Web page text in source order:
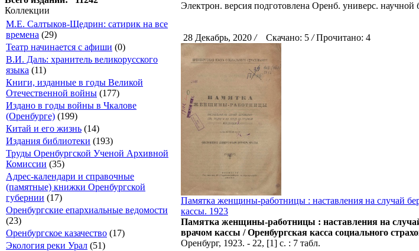
Коллекции
М.Е. Салтыков-Щедрин: сатирик на все
времена (29)
Театр начинается с афиши (0)
В.И. Даль: хранитель великорусского
языка (11)
Книги, изданные в годы Великой
Отечественной войны (177)
Издано в годы войны в Чкалове
(Оренбурге) (199)
Китай и его жизнь (14)
Издания библиотеки (193)
Труды Оренбургской Ученой Архивной
Комиссии (35)
Адрес-календари и справочные
(памятные) книжки Оренбургской
губернии (17)
Оренбургские епархиальные ведомости
(23)
Оренбургское казачество (17)
Экология реки Урал (51)
Электрон. версия подготовлена Оренб. универс.
28 Декабрь, 2020 /Скачано: 5 /Прочитано: 4
Памятка женщины-работницы : наставления на случай
кассы. 1923
Памятка женщины-работницы : наставления на
врачом кассы / Оренбургская касса социального
Оренбург, 1923. - 22, [1] с. : 7 табл.